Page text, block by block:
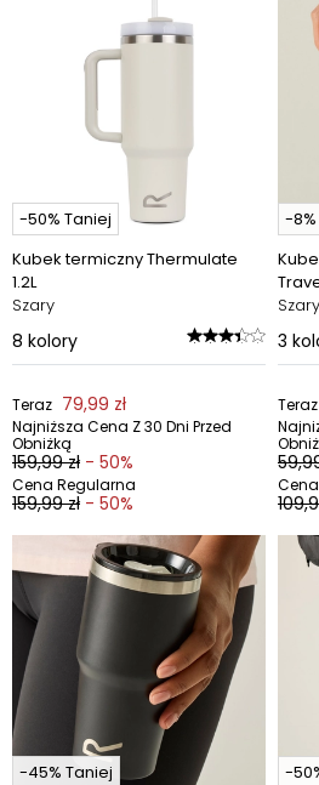
-50% Taniej
Kubek termiczny Thermulate
1.2L
Szary
8 kolory
Teraz 79,99 zł
Najniższa Cena Z 30 Dni Przed
Obniżką
159,99 zł - 50%
Cena Regularna
159,99 zł - 50%
-
Szary
3
Teraz
-45% Taniej
-